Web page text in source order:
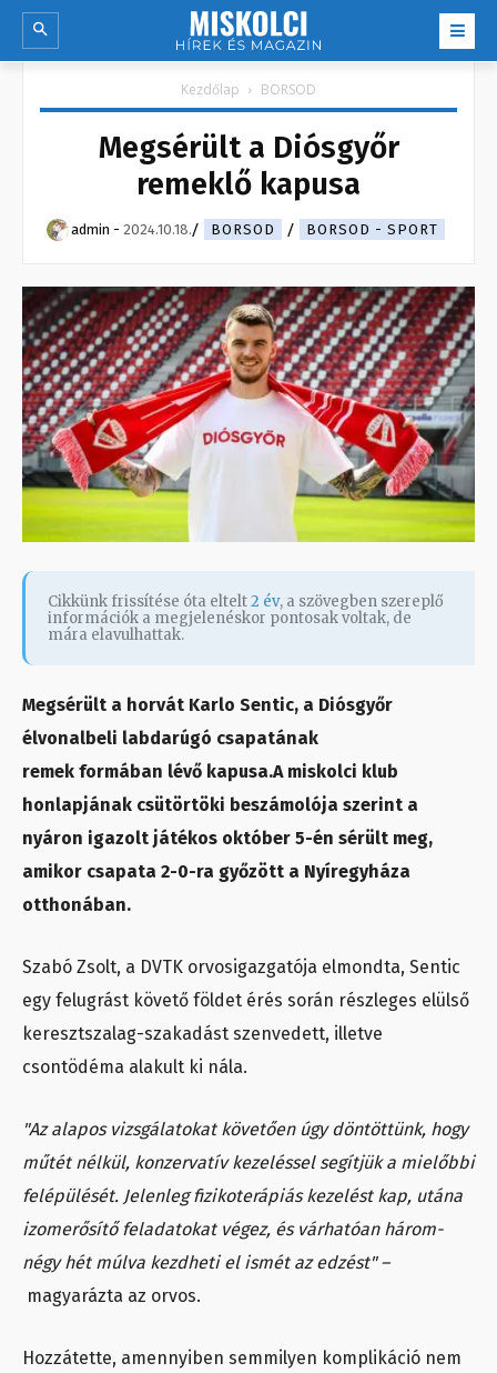
Kezdőlap BORSOD
Megsérült a Diósgyőr
remeklő kapusa
admin - 2024.10.18. BORSOD BORSOD - SPORT
Cikkünk frissítése óta eltelt2 év, a szövegben szereplő
információk a megjelenéskor pontosak voltak, de
mára elavulhattak.
Megsérült a horvát Karlo Sentic, a Diósgyőr
élvonalbeli labdarúgó csapatának
remek formában lévő kapusa.A miskolci klub
honlapjának csütörtöki beszámolója szerint a
nyáron igazolt játékos október 5-én sérült meg,
amikor csapata 2-0-ra győzött a Nyíregyháza
otthonában.
Szabó Zsolt, a DVTK orvosigazgatója elmondta, Sentic
egy felugrást követő földet érés során részleges elülső
keresztszalag-szakadást szenvedett, illetve
csontödéma alakult ki nála.
"Az alapos vizsgálatokat követően úgy döntöttünk, hogy
műtét nélkül, konzervatív kezeléssel segítjük a mielőbbi
felépülését. Jelenleg fizikoterápiás kezelést kap, utána
izomerősítő feladatokat végez, és várhatóan három-
négy hét múlva kezdheti el ismét az edzést" –
magyarázta az orvos.
Hozzátette, amennyiben semmilyen komplikáció nem